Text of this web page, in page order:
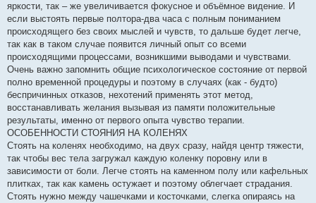
яркости, так – же увеличивается фокусное и объёмное видение. И
если выстоять первые полтора-два часа с полным пониманием
происходящего без своих мыслей и чувств, то дальше будет легче,
так как в таком случае появится личный опыт со всеми
происходящими процессами, возникшими выводами и чувствами.
Очень важно запомнить общие психологическое состояние от первой
полно временной процедуры и поэтому в случаях (как - будто)
беспричинных отказов, нехотений применять этот метод,
восстанавливать желания вызывая из памяти положительные
результаты, именно от первого опыта чувство терапии.
ОСОБЕННОСТИ СТОЯНИЯ НА КОЛЕНЯХ
Стоять на коленях необходимо, на двух сразу, найдя центр тяжести,
так чтобы вес тела загружал каждую коленку поровну или в
зависимости от боли. Легче стоять на каменном полу или кафельных
плитках, так как камень остужает и поэтому облегчает страдания.
Стоять нужно между чашечками и косточками, слегка опираясь на